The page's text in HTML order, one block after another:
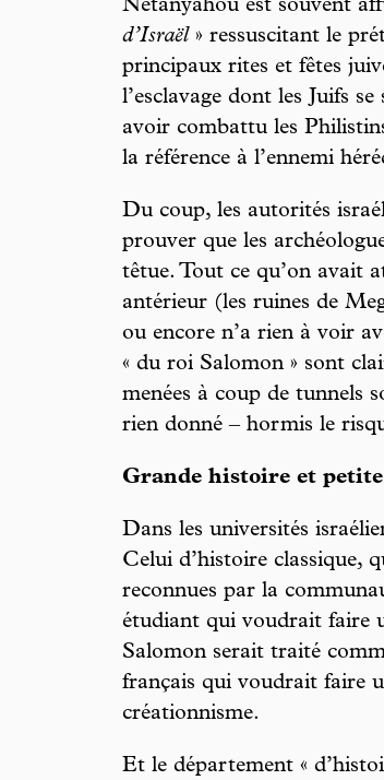
Nétanyahou est souvent
d’Israël » ressuscitant le
principaux rites et fêtes
l’esclavage dont les Juifs
avoir combattu les
la référence à l’ennemi
Du coup, les autorités
prouver que les
têtue. Tout ce qu’on avait
antérieur (les ruines de
ou encore n’a rien à voir
« du roi Salomon » sont
menées à coup de tunnels
rien donné – hormis le
Grande histoire et
Dans les universités
Celui d’histoire classique,
reconnues par la
étudiant qui voudrait faire
Salomon serait traité
français qui voudrait faire
créationnisme.
Et le département «